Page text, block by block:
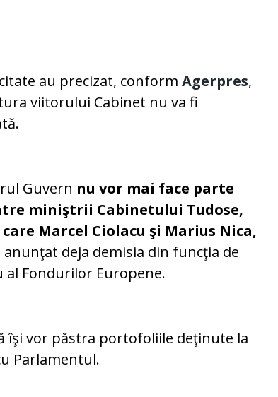
au precizat, conform Agerpres,
viitorului Cabinet nu va fi
Guvern nu vor mai face parte
miniştrii Cabinetului Tudose,
Marcel Ciolacu şi Marius Nica,
anunţat deja demisia din funcţia de
al Fondurilor Europene.
îşi vor păstra portofoliile deţinute la
Parlamentul.